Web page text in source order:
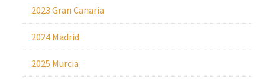
2023 Gran Canaria
2024 Madrid
2025 Murcia